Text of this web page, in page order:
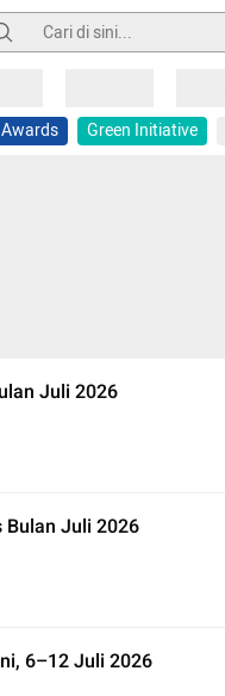
Green Initiative
Juli 2026
Bulan Juli 2026
6–12 Juli 2026